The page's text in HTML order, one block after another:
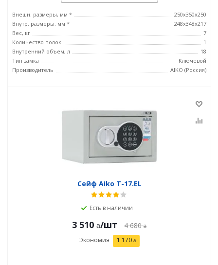
Внешн. размеры, мм *
250x350x250
Внутр. размеры, мм *
248x348x217
Вес, кг
7
Количество полок
1
Внутренний объем, л
18
Тип замка
Ключевой
Производитель
AIKO (Россия)
Сейф Aiko T-17.EL
Есть в наличии
3 510 /шт 4 680
Экономия 1 170